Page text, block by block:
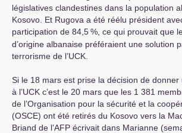
législatives clandestines dans la population
Kosovo. Et Rugova a été réélu président
participation de 84,5%, ce qui prouvait que
d’origine albanaise préféraient une solution
terrorisme de l’UCK
Si le 18 mars est prise la décision de
à l’UCK c’est le 20 mars que les 1 381
de l’Organisation pour la sécurité et la
(OSCE) ont été retirés du Kosovo vers la
Briand de l’AFP écrivait dans Marianne